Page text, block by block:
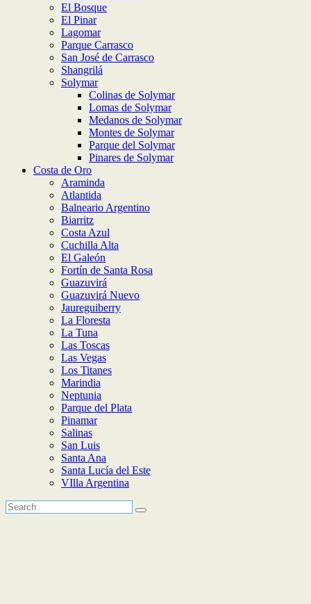
El Bosque
El Pinar
Lagomar
Parque Carrasco
San José de Carrasco
Shangrilá
Solymar
Colinas de Solymar
Lomas de Solymar
Medanos de Solymar
Montes de Solymar
Parque del Solymar
Pinares de Solymar
Costa de Oro
Araminda
Atlantida
Balneario Argentino
Biarritz
Costa Azul
Cuchilla Alta
El Galeón
Fortín de Santa Rosa
Guazuvirá
Guazuvirá Nuevo
Jaureguiberry
La Floresta
La Tuna
Las Toscas
Las Vegas
Los Titanes
Marindia
Neptunia
Parque del Plata
Pinamar
Salinas
San Luis
Santa Ana
Santa Lucía del Este
VIlla Argentina